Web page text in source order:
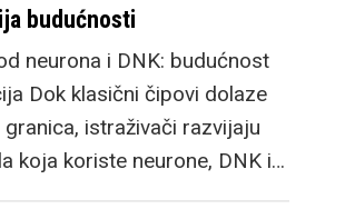
budućnosti
neurona i DNK: budućnost
Dok klasični čipovi dolaze
istraživači razvijaju
koja koriste neurone, DNK i…